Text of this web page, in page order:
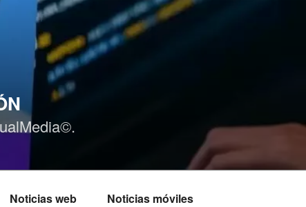
Noticias web Noticias móviles